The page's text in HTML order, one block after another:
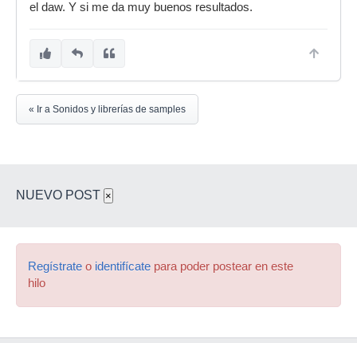
el daw. Y si me da muy buenos resultados.
« Ir a Sonidos y librerías de samples
NUEVO POST ×
Regístrate o identifícate para poder postear en este
hilo